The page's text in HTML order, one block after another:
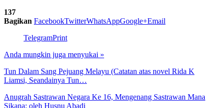
137
Bagikan FacebookTwitterWhatsAppGoogle+Email
TelegramPrint
Anda mungkin juga menyukai »
Tun Dalam Sang Pejuang Melayu (Catatan atas novel Rida K
Liamsi, Seandainya Tun…
Anugrah Sastrawan Negara Ke 16, Mengenang Sastrawan Mana
Sikana: oleh Husnu Abadi